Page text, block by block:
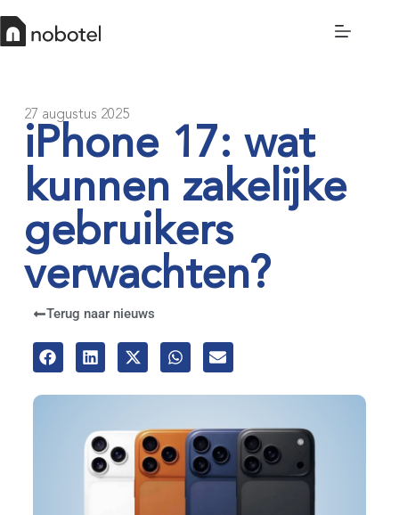
27 augustus 2025
iPhone 17: wat
kunnen zakelijke
gebruikers
verwachten?
Terug naar nieuws